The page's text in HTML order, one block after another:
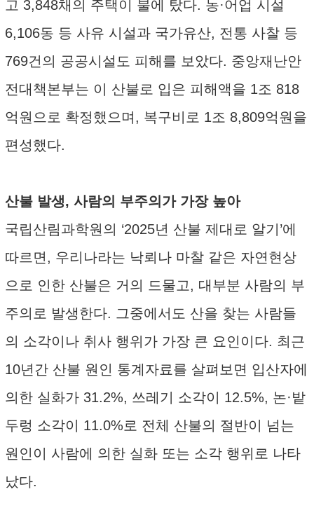
고 3,848채의 주택이 불에 탔다. 농·어업 시설
6,106동 등 사유 시설과 국가유산, 전통 사찰 등
769건의 공공시설도 피해를 보았다. 중앙재난안
전대책본부는 이 산불로 입은 피해액을 1조 818
억원으로 확정했으며, 복구비로 1조 8,809억원을
편성했다.
산불 발생, 사람의 부주의가 가장 높아
국립산림과학원의 ‘2025년 산불 제대로 알기’에
따르면, 우리나라는 낙뢰나 마찰 같은 자연현상
으로 인한 산불은 거의 드물고, 대부분 사람의 부
주의로 발생한다. 그중에서도 산을 찾는 사람들
의 소각이나 취사 행위가 가장 큰 요인이다. 최근
10년간 산불 원인 통계자료를 살펴보면 입산자에
의한 실화가 31.2%, 쓰레기 소각이 12.5%, 논·밭
두렁 소각이 11.0%로 전체 산불의 절반이 넘는
원인이 사람에 의한 실화 또는 소각 행위로 나타
났다.